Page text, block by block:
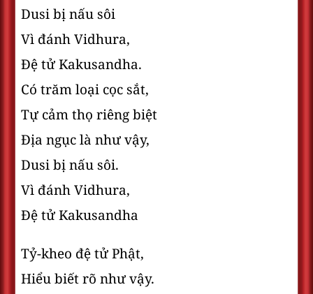
Dusi bị nấu sôi
Vì đánh Vidhura,
Ðệ tử Kakusandha.
Có trăm loại cọc sắt,
Tự cảm thọ riêng biệt
Ðịa ngục là như vậy,
Dusi bị nấu sôi.
Vì đánh Vidhura,
Ðệ tử Kakusandha
Tỷ-kheo đệ tử Phật,
Hiểu biết rõ như vậy.